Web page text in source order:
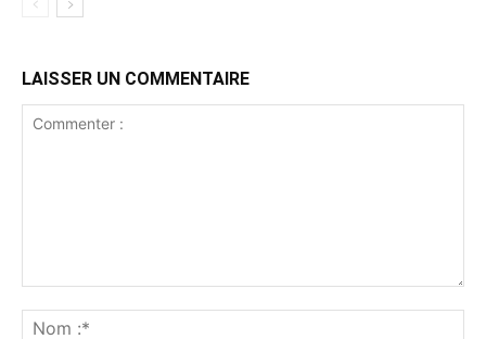
LAISSER UN COMMENTAIRE